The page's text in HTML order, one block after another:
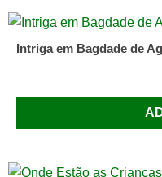
Intriga em Bagdade de